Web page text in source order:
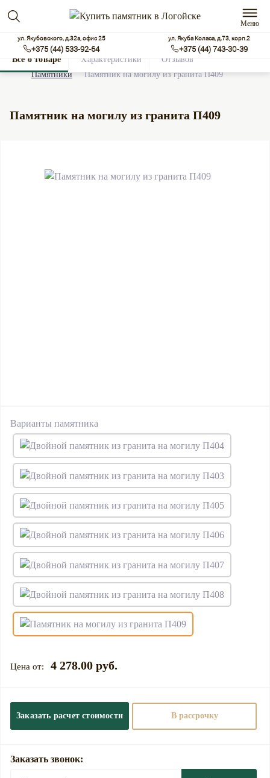
Меню
ул. Якубовского, д.32а, офис 25
+375 (44) 533-92-64
ул. Якуба Коласа, д.73, корп.2
+375 (44) 743-30-39
Памятники Памятник на могилу из гранита П409
Памятник на могилу из гранита П409
Все о товаре Характеристики Отзывов
Варианты памятника
4 278.00 руб.
Заказать расчет стоимости В рассрочку
Заказать звонок: